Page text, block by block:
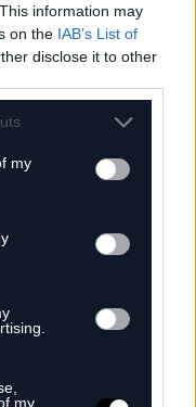
information may
on the IAB’s List of
disclose it to other
my
my
Tovább olvasom